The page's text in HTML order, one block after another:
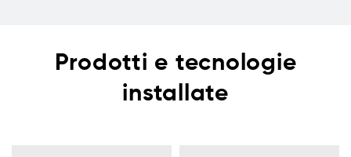
Prodotti e tecnologie
installate